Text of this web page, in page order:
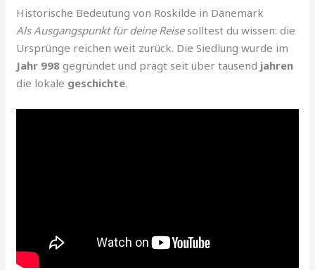
Historische Bedeutung von Roskilde in Dänemark
Als Ausgangspunkt für deine Reisesolltest du wissen: die
Ursprünge reichen weit zurück. Die Siedlung wurde im
Jahr 998 gegründet und prägt seit über tausend jahren
die lokale geschichte.